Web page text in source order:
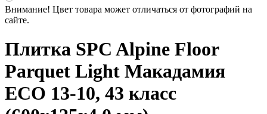
Внимание! Цвет товара может отличаться от фотографий на
сайте.
Плитка SPC Alpine Floor
Parquet Light Макадамия
ECO 13-10, 43 класс